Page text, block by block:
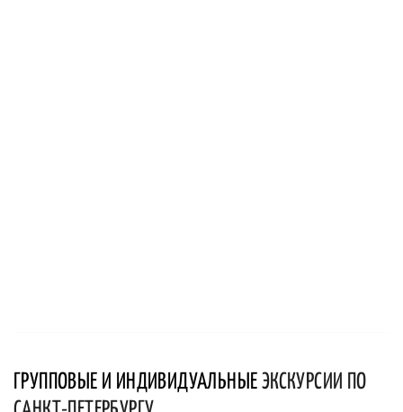
ГРУППОВЫЕ И ИНДИВИДУАЛЬНЫЕ ЭКСКУРСИИ ПО